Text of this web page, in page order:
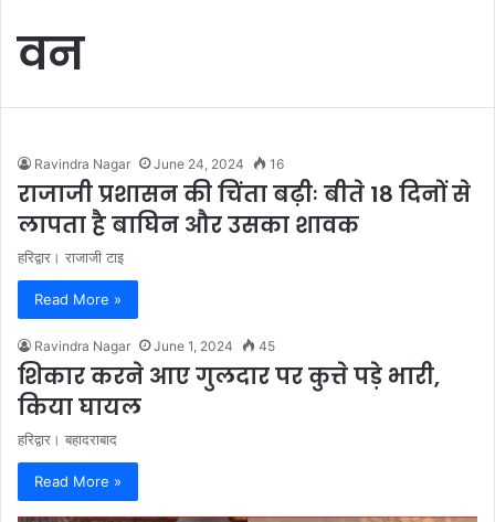
वन
Ravindra Nagar June 24, 2024 16
राजाजी प्रशासन की चिंता बढ़ीः बीते 18 दिनों से
लापता है बाघिन और उसका शावक
हरिद्वार। राजाजी टाइ
Read More »
Ravindra Nagar June 1, 2024 45
शिकार करने आए गुलदार पर कुत्ते पड़े भारी,
किया घायल
हरिद्वार। बहादराबाद
Read More »